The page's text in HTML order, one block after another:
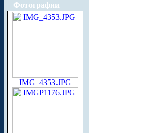
Фотографии
IMG_4353.JPG